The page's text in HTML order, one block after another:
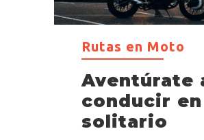
Rutas en Moto
Aventúrate
conducir en
solitario